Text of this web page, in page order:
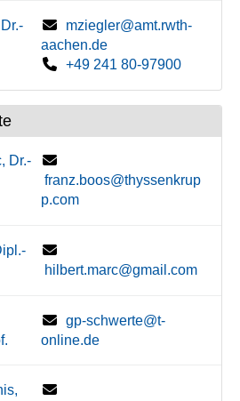
mziegler@amt.rwth-
aachen.de
+49 241 80-97900
Dr.-
franz.boos@thyssenkrup
p.com
hilbert.marc@gmail.com
gp-schwerte@t-
online.de